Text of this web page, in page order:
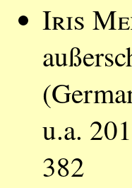
Iris
u.a.
382